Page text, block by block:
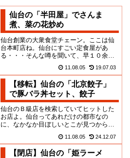
仙台の「半田屋」でさんま
煮、菜の花炒め
仙台創業の大衆食堂チェーン。ここは仙
台本町店ね。仙台にすごい定食屋があ
る・・・そんな噂を聞いて、早１０余
半田屋に！！！まぁ、何がすごいか...
11.08.05 19.07.03
【移転】仙台の「北京餃子」
で豚バラ丼セット、餃子
仙台のＢ級店を検索していてヒットした
お店よ。仙台ってあれだけの都市なの
に、なかなか目ぼしいとこが見つからな
なファッションビルの地下にその...
11.08.05 24.12.07
【閉店】仙台の「姫ラーメ